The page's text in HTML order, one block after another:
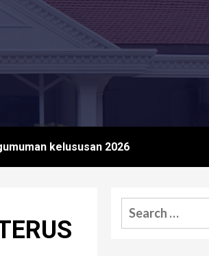
kelususan 2026
Search
for: